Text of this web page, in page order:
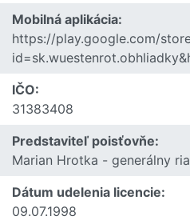
Mobilná aplikácia:
https://play.google.com/
IČO:
31383408
Predstaviteľ poisťovňe:
Marian Hrotka - generálny
Dátum udelenia licencie:
09.07.1998